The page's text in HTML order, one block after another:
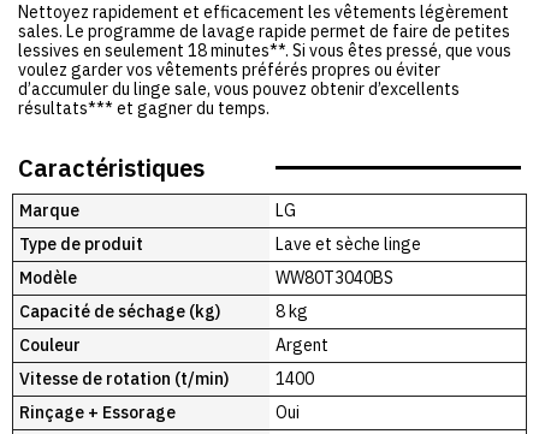
Nettoyez rapidement et efficacement les vêtements légèrement
sales. Le programme de lavage rapide permet de faire de petites
lessives en seulement 18 minutes**. Si vous êtes pressé, que vous
voulez garder vos vêtements préférés propres ou éviter
d’accumuler du linge sale, vous pouvez obtenir d’excellents
résultats*** et gagner du temps.
Caractéristiques
Marque
LG
Type de produit
Lave et sèche linge
Modèle
WW80T3040BS
Capacité de séchage (kg)
8 kg
Couleur
Argent
Vitesse de rotation (t/min)
1400
Rinçage + Essorage
Oui